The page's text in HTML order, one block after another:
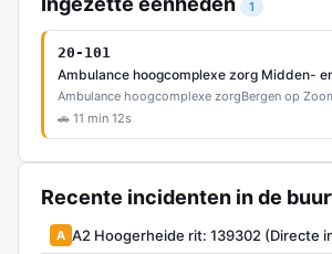
1
20-101
Ambulance hoogcomplexe zorg Midden-
Ambulance hoogcomplexe zorgBergen op
🚗 11 min 12s
Recente incidenten in de
A A2 Hoogerheide rit: 139302 (Directe